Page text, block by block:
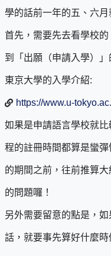
學的話前一年的五、六月
首先，需要先去看學校
到「出願（申請入學）
東京大學的入學介紹:
https://www.u-
如果是申請語言學校就
程的註冊時間都算是蠻
的期間之前，往前推算
的問題囉！
另外需要留意的點是，
話，就要事先算好什麼